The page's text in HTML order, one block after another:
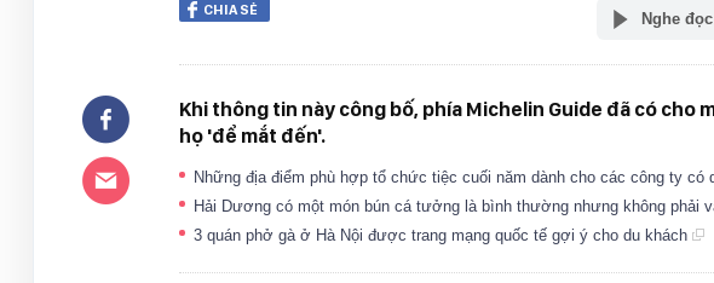
CHIA SẺ Nghe
Khi thông tin này công bố, phía Michelin Guide đã có cho
họ 'để mắt đến'.
Những địa điểm phù hợp tổ chức tiệc cuối năm dành cho các công ty có
Hải Dương có một món bún cá tưởng là bình thường nhưng không phải
3 quán phở gà ở Hà Nội được trang mạng quốc tế gợi ý cho du khách